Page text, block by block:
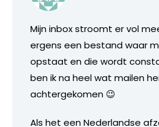
Mijn inbox stroomt er vol
ergens een bestand waar
opstaat en die wordt
ben ik na heel wat mailen
achtergekomen 😉
Als het een Nederlandse